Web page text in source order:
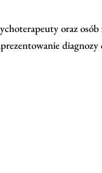
oraz